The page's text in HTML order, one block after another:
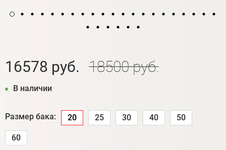
16578 руб. 18500 руб.
В наличии
Размер бака: 20 25 30 40 50
60